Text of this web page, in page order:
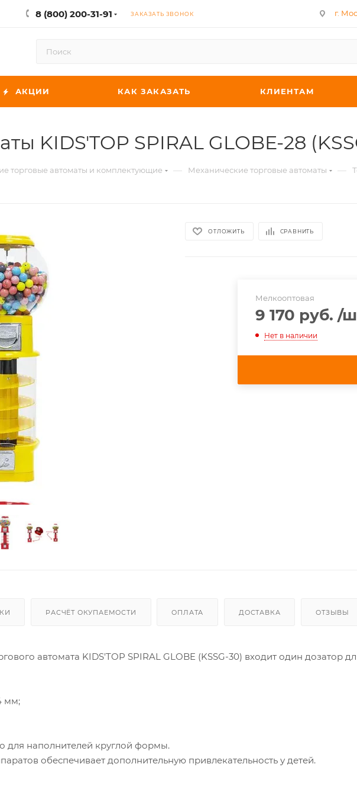
8 (800) 200-31-91 ЗАКАЗАТЬ ЗВОНОК г.
АКЦИИ КАК ЗАКАЗАТЬ КЛИЕНТАМ
KIDS'TOP SPIRAL GLOBE-28
торговые автоматы и комплектующие — Механические торговые автоматы —
ОТЛОЖИТЬ СРАВНИТЬ
Мелкооптовая
9 170 руб. /
Нет в наличии
РАСЧЁТ ОКУПАЕМОСТИ ОПЛАТА ДОСТАВКА ОТЗЫВЫ
автомата KIDS'TOP SPIRAL GLOBE (KSSG-30) входит один дозатор
мм;
для наполнителей круглой формы.
обеспечивает дополнительную привлекательность у детей.